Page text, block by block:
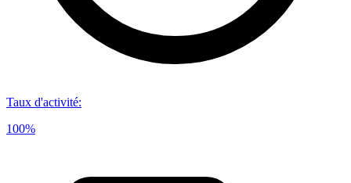
Taux d'activité:
100%